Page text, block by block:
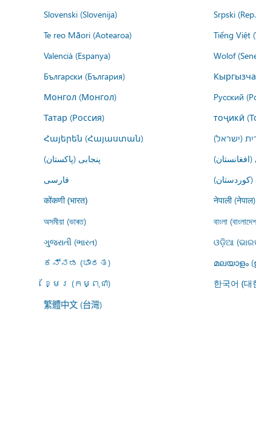
Slovenski (Slovenija)
Srpski
Te reo Māori (Aotearoa)
Tiếng Việt
Valencià (Espanya)
Wolof
Български (България)
Монгол (Монгол)
Русский
Татар (Россия)
тоҷикӣ
Հայերեն (Հայաստան)
(ישראל)
پنجابی (پاکستان)
فارسى
कोंकणी (भारत) नेपाली (नेपाल)
অসমীয়া (ভাৰত) বাংলা
ગુજરાતી (ભારત)
ଓଡ଼ିଆ
ಕನ್ನಡ (ಭಾರತ)
മലയാളം
ខ្មែរ (កម្ពុជា)
한국어 (대
繁體中文 (台灣)